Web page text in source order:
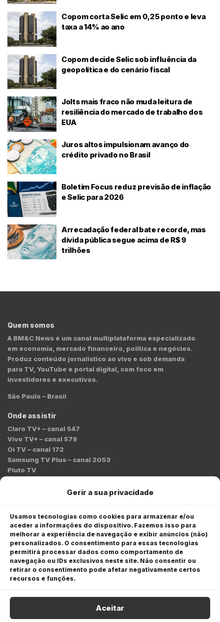
Gerir a sua privacidade
Usamos tecnologias como cookies para armazenar e/ou
aceder a informações do dispositivo. Fazemos isso para
melhorar a experiência de navegação e exibir anúncios (não)
personalizados. O consentimento para essas tecnologias
permitirá processar dados como comportamento de
navegação ou IDs exclusivos neste site. Não consentir ou
retirar o consentimento pode afetar negativamente certos
recursos e funções.
Aceitar
Copom corta Selic em 0,25 ponto e leva
taxa a 14% ao ano
Copom decide Selic sob influência da
geopolítica e do cenário fiscal
Jolts mais fraco não muda leitura de
resiliência do mercado de trabalho dos
EUA
Juros altos impulsionam avanço do
crédito privado no Brasil
Boletim Focus reduz previsão de inflação
e Selic para 2026
Arrecadação federal bate recorde, mas
dívida pública segue acima de R$ 9
trilhões
Quem somos
A BM&C News é um canal multiplataforma especializado
em economia, mercado financeiro, política e negócios.
Produz conteúdo jornalístico ao vivo e sob demanda
para TV, YouTube e portal digital, com foco em
investidores e executivos.
São Paulo – Brasil
Onde assistir
Claro TV+ – canal 547
Vivo TV+ – canal 579
Oi TV – canal 172
Samsung TV Plus – canal 2053
Pluto TV
redacao@bmcnews.com.br
Comercial:
comercial@bmcnews.com.br
Anuncie na BM&C News
A BM&C News conecta marcas a milhões de investidores
através de TV, YouTube e plataformas digitais.